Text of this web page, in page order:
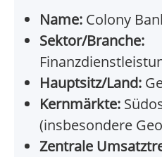
Name: Colony
Sektor/Branche:
Hauptsitz/Land:
Kernmärkte:
(insbesondere
Zentrale